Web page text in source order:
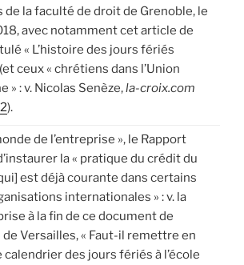
de la faculté de droit de Grenoble, le
avec notamment cet article de
« L’histoire des jours fériés
ceux « chrétiens dans l’Union
» : v. Nicolas Senèze,la-croix.com
).
de l’entreprise », le Rapport
la « pratique du crédit du
est déjà courante dans certains
internationales » : v. la
à la fin de ce document de
de Versailles, « Faut-il remettre en
des jours fériés à l’école